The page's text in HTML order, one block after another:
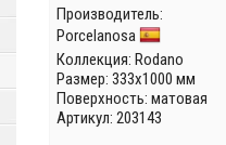
Производитель:
Porcelanosa
Коллекция: Rodano
Размер: 333x1000 мм
Поверхность: матовая
Артикул: 203143